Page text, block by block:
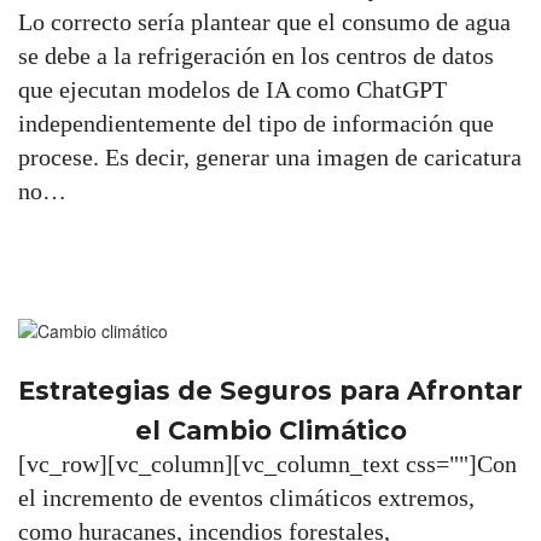
Lo correcto sería plantear que el consumo de agua
se debe a la refrigeración en los centros de datos
que ejecutan modelos de IA como ChatGPT
independientemente del tipo de información que
procese. Es decir, generar una imagen de caricatura
no…
Estrategias de Seguros para Afrontar
el Cambio Climático
[vc_row][vc_column][vc_column_text css=""]Con
el incremento de eventos climáticos extremos,
como huracanes, incendios forestales,